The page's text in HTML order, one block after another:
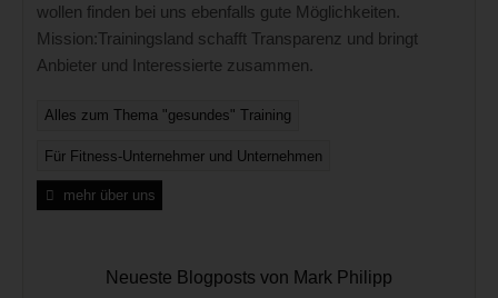
wollen finden bei uns ebenfalls gute Möglichkeiten.
Mission:Trainingsland schafft Transparenz und bringt
Anbieter und Interessierte zusammen.
Alles zum Thema "gesundes" Training
Für Fitness-Unternehmer und Unternehmen
mehr über uns
Neueste Blogposts von Mark Philipp